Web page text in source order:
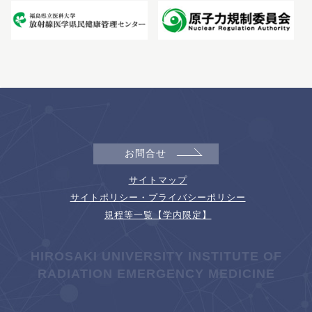
お問合せ
サイトマップ
サイトポリシー・プライバシーポリシー
規程等一覧【学内限定】
HIROSAKI UNIVERSITY INSTITUTE OF
RADIATION EMERGENCY MEDICINE